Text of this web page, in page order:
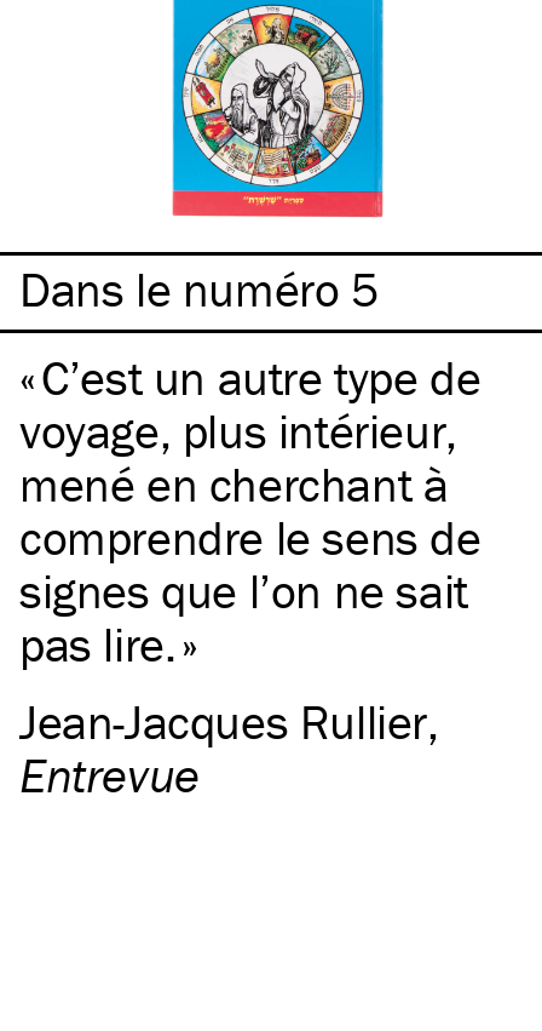
Dans le numéro 5
C’est un autre type de
voyage, plus intérieur,
mené en cherchant à
comprendre le sens de
signes que l’on ne sait
pas lire.
Jean-Jacques Rullier,
Entrevue